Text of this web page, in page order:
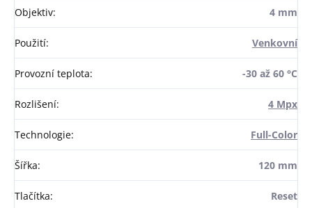
Objektiv: 4 mm
Použití: Venkovní
Provozní teplota: -30 až 60 °C
Rozlišení: 4 Mpx
Technologie: Full-Color
Šířka: 120 mm
Tlačítka: Reset